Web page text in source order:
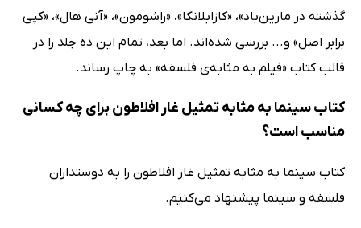
گذشته در مارین‌باد»، «کازابلانکا»، «راشومون»، «آنی‌ هال»، «کپی
برابر اصل» و... بررسی شده‌اند. اما بعد،‌ تمام این ده جلد را در
قالب کتاب «فیلم به مثابه‌ی فلسفه» به چاپ رساند.
کتاب سینما به مثابه تمثیل غار افلاطون برای چه کسانی
مناسب است؟
کتاب سینما به مثابه تمثیل غار افلاطون را به دوستداران
فلسفه و سینما پیشنهاد می‌کنیم.